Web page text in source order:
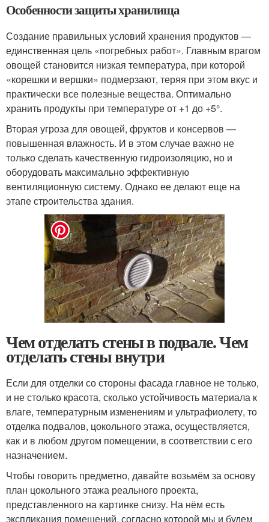
Особенности защиты хранилища
Создание правильных условий хранения продуктов —
единственная цель «погребных работ». Главным врагом
овощей становится низкая температура, при которой
«корешки и вершки» подмерзают, теряя при этом вкус и
практически все полезные вещества. Оптимально
хранить продукты при температуре от +1 до +5°.
Вторая угроза для овощей, фруктов и консервов —
повышенная влажность. И в этом случае важно не
только сделать качественную гидроизоляцию, но и
оборудовать максимально эффективную
вентиляционную систему. Однако ее делают еще на
этапе строительства здания.
Чем отделать стены в подвале. Чем
отделать стены внутри
Если для отделки со стороны фасада главное не только,
и не столько красота, сколько устойчивость материала к
влаге, температурным изменениям и ультрафиолету, то
отделка подвалов, цокольного этажа, осуществляется,
как и в любом другом помещении, в соответствии с его
назначением.
Чтобы говорить предметно, давайте возьмём за основу
план цокольного этажа реального проекта,
представленного на картинке снизу. На нём есть
экспликация помещений, согласно которой мы и будем